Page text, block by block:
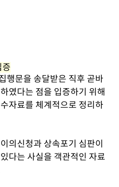
증
행문을 송달받은 직후 곧바
였다는 점을 입증하기 위해
자료를 체계적으로 정리하
의신청과 상속포기 심판이
다는 사실을 객관적인 자료